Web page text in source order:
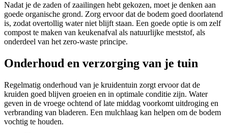
Nadat je de zaden of zaailingen hebt gekozen, moet je denken aan
goede organische grond. Zorg ervoor dat de bodem goed doorlatend
is, zodat overtollig water niet blijft staan. Een goede optie is om zelf
compost te maken van keukenafval als natuurlijke meststof, als
onderdeel van het zero-waste principe.
Onderhoud en verzorging van je tuin
Regelmatig onderhoud van je kruidentuin zorgt ervoor dat de
kruiden goed blijven groeien en in optimale conditie zijn. Water
geven in de vroege ochtend of late middag voorkomt uitdroging en
verbranding van bladeren. Een mulchlaag kan helpen om de bodem
vochtig te houden.